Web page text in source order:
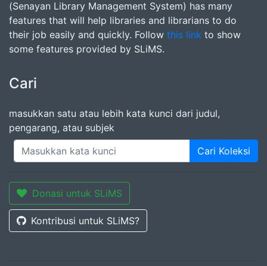
(Senayan Library Management System) has many
features that will help libraries and librarians to do
their job easily and quickly. Follow this link to show
some features provided by SLiMS.
Cari
masukkan satu atau lebih kata kunci dari judul,
pengarang, atau subjek
Cari Koleksi
Donasi untuk SLiMS
Kontribusi untuk SLiMS?